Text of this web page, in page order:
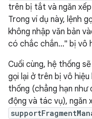
trên bị tắt và ngăn
Trong ví dụ này, lệnh
không nhập văn bản
có chắc chắn..." bị vô
Cuối cùng, hệ thống
gọi lại ở trên bị vô
thống (chẳng hạn
động và tác vụ), ngăn